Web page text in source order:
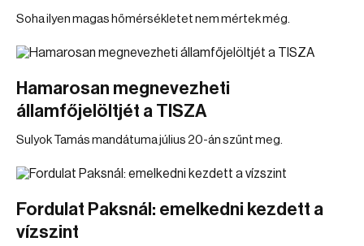
Soha ilyen magas hőmérsékletet nem mértek még.
Hamarosan megnevezheti
államfőjelöltjét a TISZA
Sulyok Tamás mandátuma július 20-án szűnt meg.
Fordulat Paksnál: emelkedni kezdett a
vízszint